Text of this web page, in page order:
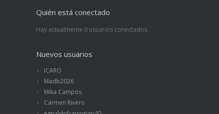
Quién está conectado
Hay actualmente 0 usuarios conectados.
Nuevos usuarios
ICARO
Madb2026
Mika Campos
Carmen Rivero